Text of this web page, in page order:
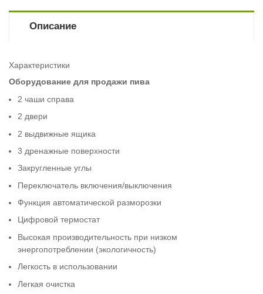
Описание
Характеристики
Оборудование для продажи пива
2 чаши справа
2 двери
2 выдвижные ящика
3 дренажные поверхности
Закругленные углы
Переключатель включения/выключения
Функция автоматической разморозки
Цифровой термостат
Высокая производительность при низком
энергопотреблении (экологичность)
Легкость в использовании
Легкая очистка